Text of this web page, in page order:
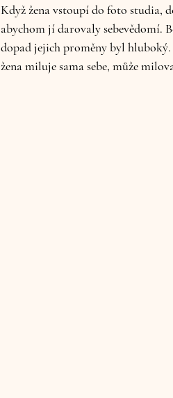
Když žena vstoupí do foto studia,
abychom jí darovaly sebevědomí.
dopad jejich proměny byl
žena miluje sama sebe, může